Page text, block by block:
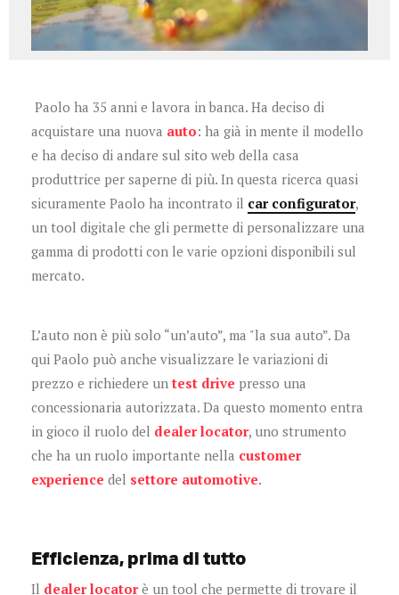
Paolo ha 35 anni e lavora in banca. Ha deciso di
acquistare una nuova auto: ha già in mente il modello
e ha deciso di andare sul sito web della casa
produttrice per saperne di più. In questa ricerca quasi
sicuramente Paolo ha incontrato il car configurator,
un tool digitale che gli permette di personalizzare una
gamma di prodotti con le varie opzioni disponibili sul
mercato.
L’auto non è più solo “un’auto”, ma "la sua auto”. Da
qui Paolo può anche visualizzare le variazioni di
prezzo e richiedere untest drive presso una
concessionaria autorizzata. Da questo momento entra
in gioco il ruolo del dealer locator, uno strumento
che ha un ruolo importante nella customer
experience del settore automotive.
Efficienza, prima di tutto
Il dealer locatorè un tool che permette di trovare il